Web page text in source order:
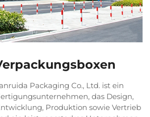
Packaging Co., Ltd. ist ein
das Design,
Produktion sowie Vertrieb